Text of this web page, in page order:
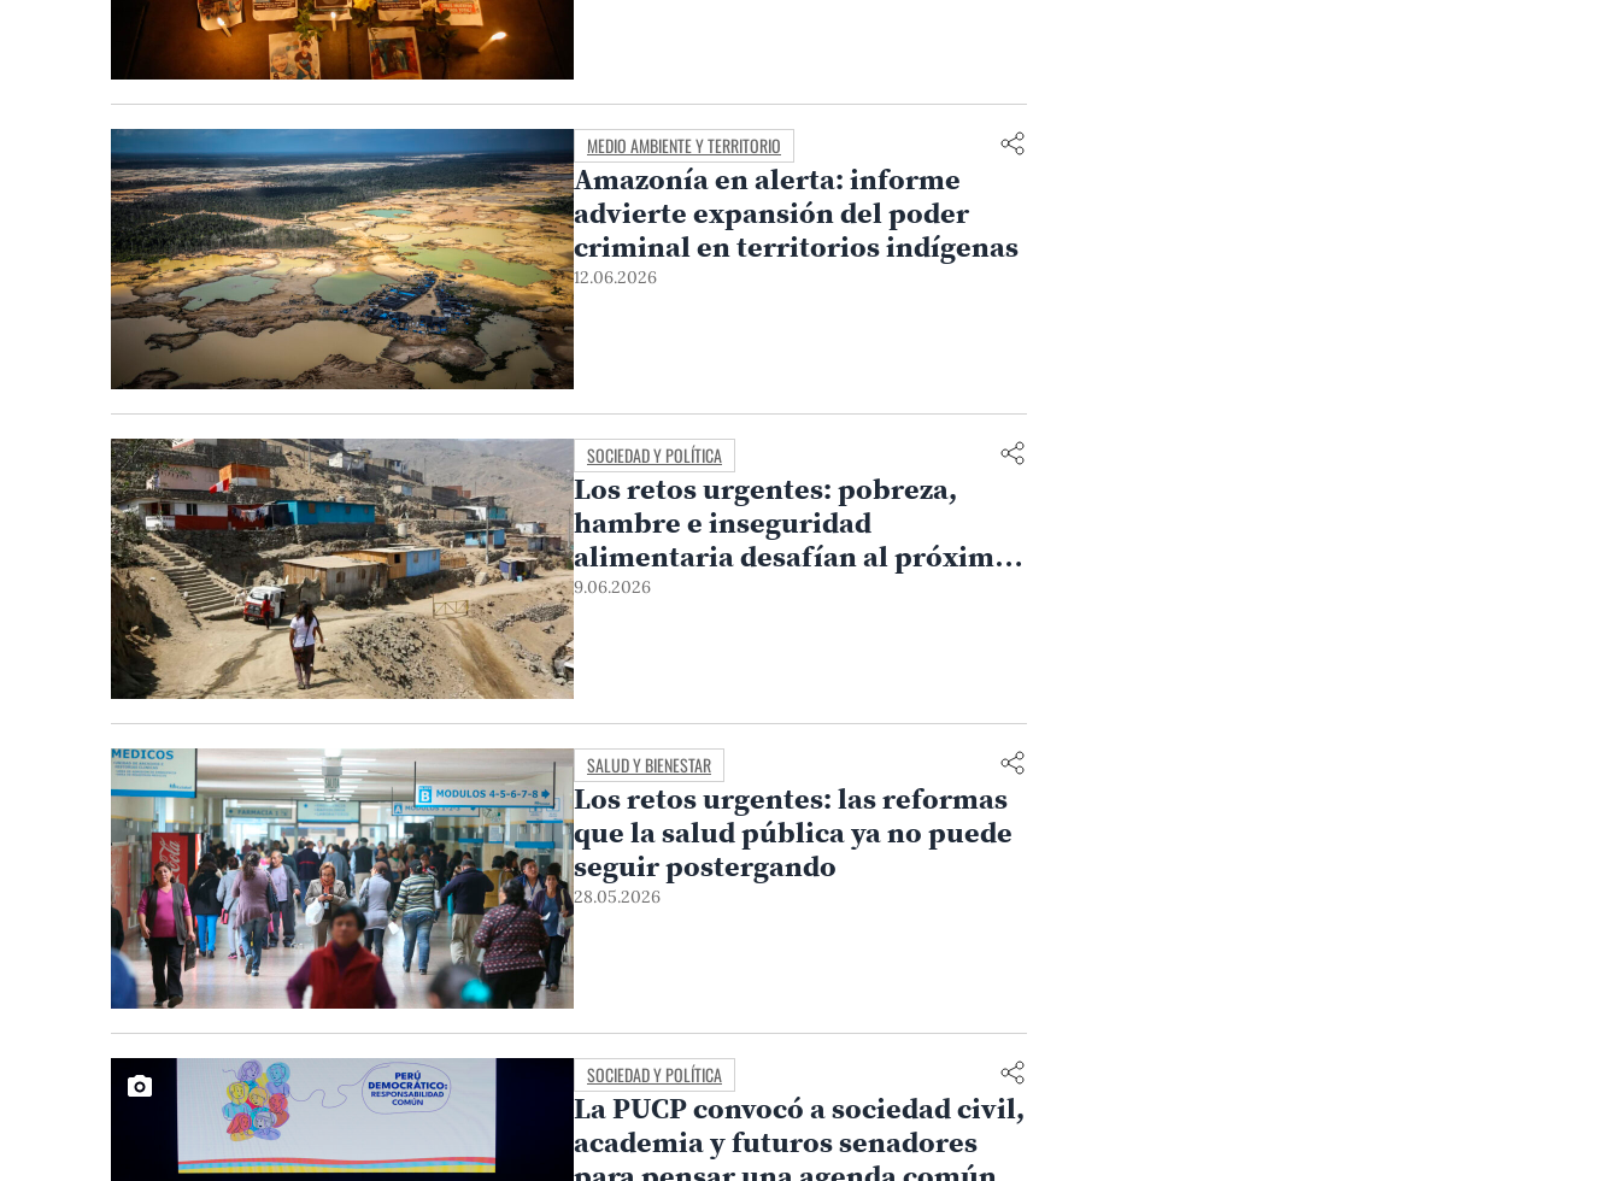
MEDIO AMBIENTE Y TERRITORIO
Amazonía en alerta: informe
advierte expansión del poder
criminal en territorios indígenas
12.06.2026
SOCIEDAD Y POLÍTICA
Los retos urgentes: pobreza,
hambre e inseguridad
alimentaria desafían al próximo
gobierno
9.06.2026
SALUD Y BIENESTAR
Los retos urgentes: las reformas
que la salud pública ya no puede
seguir postergando
28.05.2026
SOCIEDAD Y POLÍTICA
La PUCP convocó a sociedad civil,
academia y futuros senadores